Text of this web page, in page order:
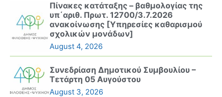
Πίνακες κατάταξης – βαθμολογίας της
υπ΄αριθ. Πρωτ. 12700/3.7.2026
ανακοίνωσης [Υπηρεσίες καθαρισμού
σχολικών μονάδων]
August 4, 2026
Συνεδρίαση Δημοτικού Συμβουλίου –
Τετάρτη 05 Αυγούστου
August 3, 2026